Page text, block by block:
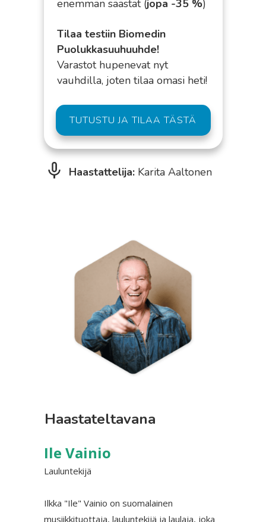
enemmän säästät (jopa -35 %)
Tilaa testiin Biomedin
Puolukkasuuhuuhde!
Varastot hupenevat nyt
vauhdilla, joten tilaa omasi heti!
TUTUSTU JA TILAA TÄSTÄ
Haastattelija: Karita Aaltonen
Haastateltavana
Ile Vainio
Lauluntekijä
Ilkka "Ile" Vainio on suomalainen
musiikkituottaja, lauluntekijä ja laulaja, joka